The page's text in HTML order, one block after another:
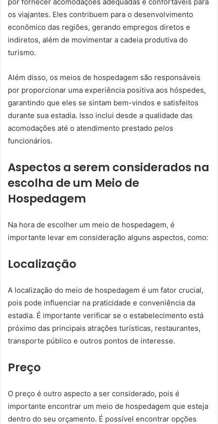
os viajantes. Eles contribuem para o desenvolvimento
econômico das regiões, gerando empregos diretos e
indiretos, além de movimentar a cadeia produtiva do
turismo.
Além disso, os meios de hospedagem são responsáveis
por proporcionar uma experiência positiva aos hóspedes,
garantindo que eles se sintam bem-vindos e satisfeitos
durante sua estadia. Isso inclui desde a qualidade das
acomodações até o atendimento prestado pelos
funcionários.
Aspectos a serem considerados na
escolha de um Meio de
Hospedagem
Na hora de escolher um meio de hospedagem, é
importante levar em consideração alguns aspectos, como:
Localização
A localização do meio de hospedagem é um fator crucial,
pois pode influenciar na praticidade e conveniência da
estadia. É importante verificar se o estabelecimento está
próximo das principais atrações turísticas, restaurantes,
transporte público e outros pontos de interesse.
Preço
O preço é outro aspecto a ser considerado, pois é
importante encontrar um meio de hospedagem que esteja
dentro do seu orçamento. É possível encontrar opções